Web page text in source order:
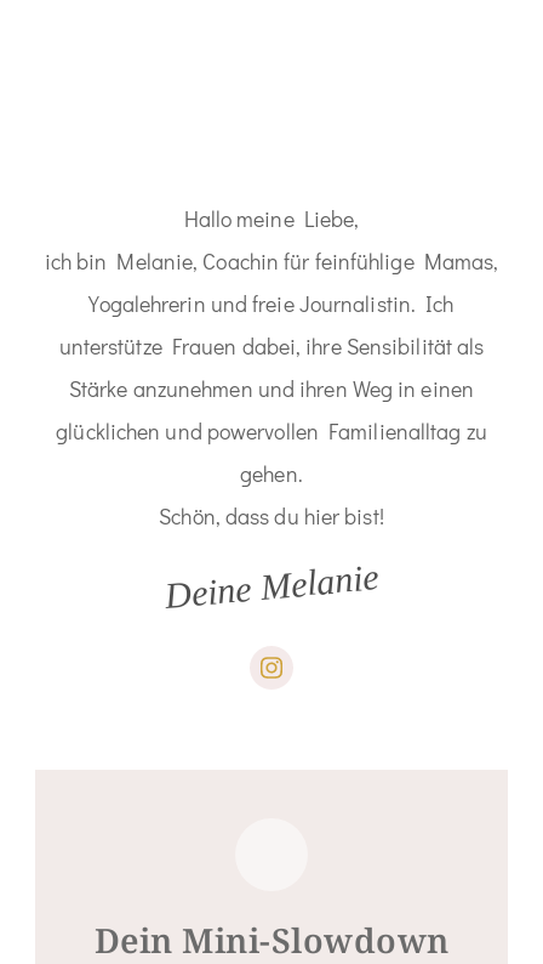
Hallo meine Liebe,
ich bin Melanie, Coachin für feinfühlige Mamas,
Yogalehrerin und freie Journalistin. Ich
unterstütze Frauen dabei, ihre Sensibilität als
Stärke anzunehmen und ihren Weg in einen
glücklichen und powervollen Familienalltag zu
gehen.
Schön, dass du hier bist!
Deine Melanie
Dein Mini-Slowdown